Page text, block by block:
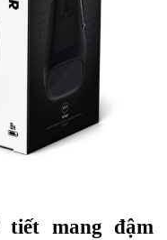
mang đậm